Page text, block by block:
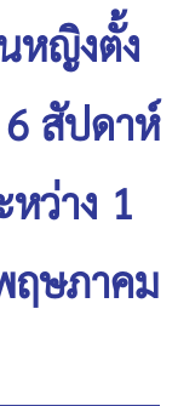
หญิงตั้ง
สัปดาห์
ว่าง 1
ฤษภาคม